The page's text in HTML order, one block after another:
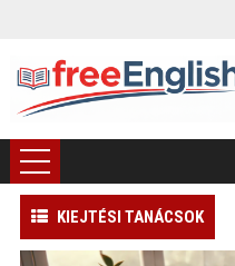
KIEJTÉSI TANÁCSOK